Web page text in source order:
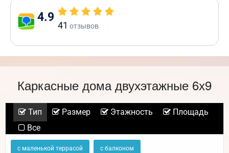
4.9
41 отзывов
Каркасные дома двухэтажные 6х9
Тип Размер Этажность
Площадь
Все
с маленькой террасой с балконом